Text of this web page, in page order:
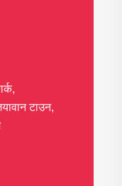
टाउन,